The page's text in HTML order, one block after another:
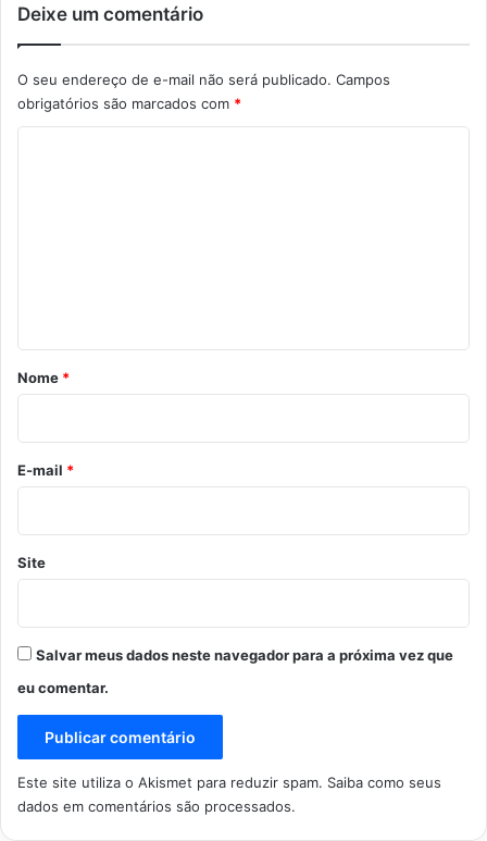
Deixe um comentário
O seu endereço de e-mail não será publicado. Campos
obrigatórios são marcados com *
r
o
*
Nome *
E-mail *
Site
Salvar meus dados neste navegador para a próxima vez que
eu comentar.
Este site utiliza o Akismet para reduzir spam. Saiba como seus
dados em comentários são processados.